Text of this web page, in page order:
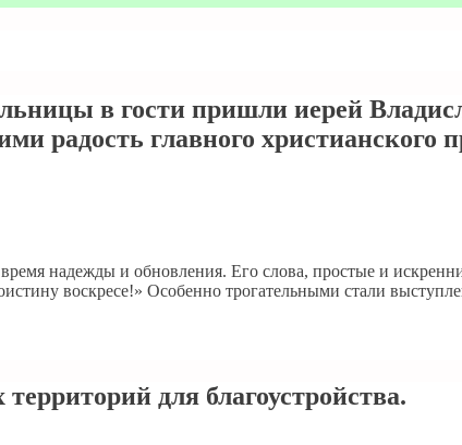
в гости пришли иерей
радость главного христианского
надежды и обновления. Его слова, простые и
воскресе!» Особенно трогательными стали
для благоустройства.